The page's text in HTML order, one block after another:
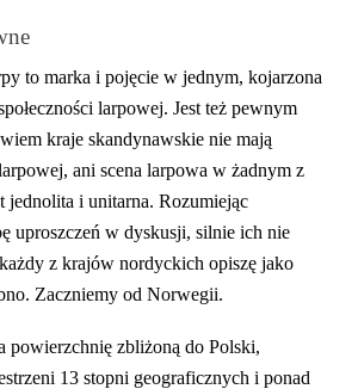
to marka i pojęcie w jednym, kojarzona
larpowej. Jest też pewnym
kraje skandynawskie nie mają
ani scena larpowa w żadnym z
jednolita i unitarna. Rozumiejąc
uproszczeń w dyskusji, silnie ich nie
z krajów nordyckich opiszę jako
Zaczniemy od Norwegii.
powierzchnię zbliżoną do Polski,
13 stopni geograficznych i ponad